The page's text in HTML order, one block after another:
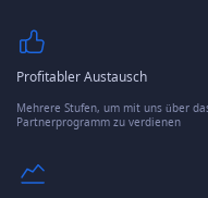
Profitabler Austausch
Mehrere Stufen, um mit uns über
Partnerprogramm zu verdienen